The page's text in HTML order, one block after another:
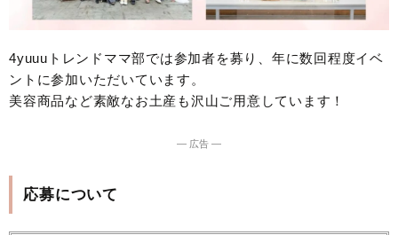
4yuuuトレンドママ部では参加者を募り、年に数回程度イベ
ントに参加いただいています。
美容商品など素敵なお土産も沢山ご用意しています！
― 広告 ―
応募について